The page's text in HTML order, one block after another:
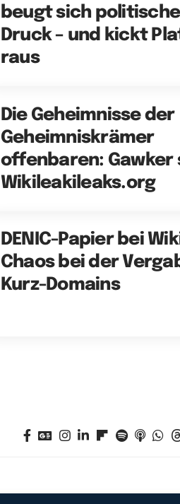
beugt sich
Druck – und kickt
raus
Die Geheimnisse der
Geheimniskrämer
offenbaren:
Wikileakileaks.org
DENIC-Papier bei
Chaos bei der
Kurz-Domains